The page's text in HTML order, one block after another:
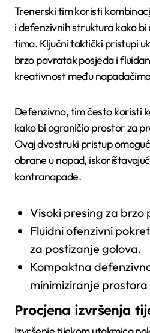
Trenerski tim koristi
i defenzivnih struktura kako bi
tima. Ključni taktički pristupi
brzo povratak posjeda i
kreativnost među
Defenzivno, tim često koristi
kako bi ograničio prostor za
Ovaj dvostruki pristup
obrane u napad,
kontranapade.
Visoki presing za
Fluidni ofenzivni
za postizanje golova.
Kompaktna
minimiziranje
Procjena izvršenja